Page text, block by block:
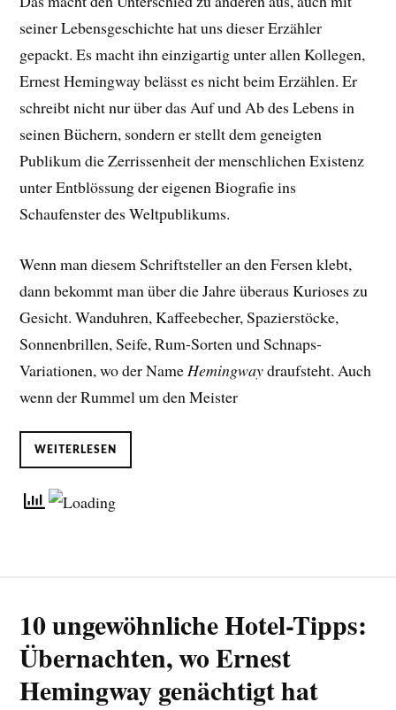
seiner Lebensgeschichte hat uns dieser Erzähler
gepackt. Es macht ihn einzigartig unter allen Kollegen,
Ernest Hemingway belässt es nicht beim Erzählen. Er
schreibt nicht nur über das Auf und Ab des Lebens in
seinen Büchern, sondern er stellt dem geneigten
Publikum die Zerrissenheit der menschlichen Existenz
unter Entblössung der eigenen Biografie ins
Schaufenster des Weltpublikums.
Wenn man diesem Schriftsteller an den Fersen klebt,
dann bekommt man über die Jahre überaus Kurioses zu
Gesicht. Wanduhren, Kaffeebecher, Spazierstöcke,
Sonnenbrillen, Seife, Rum-Sorten und Schnaps-
Variationen, wo der NameHemingwaydraufsteht. Auch
wenn der Rummel um den Meister
WEITERLESEN
10 ungewöhnliche Hotel-Tipps:
Übernachten, wo Ernest
Hemingway genächtigt hat